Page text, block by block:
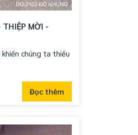
THIỆP MỜI -
chúng ta thiếu
Đọc thêm